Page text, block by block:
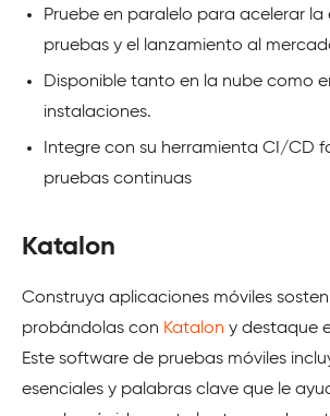
Pruebe en paralelo para acelerar la
pruebas y el lanzamiento al
Disponible tanto en la nube como
instalaciones.
Integre con su herramienta CI/CD
pruebas continuas
Katalon
Construya aplicaciones móviles
probándolas con Katalon y destaque
Este software de pruebas móviles
esenciales y palabras clave que le